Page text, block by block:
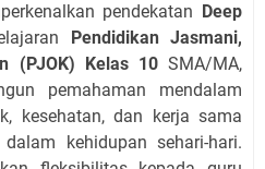
pendekatan
Deep
Pendidikan Jasmani,
(PJOK) Kelas 10SMA/MA,
pemahaman mendalam
kesehatan, dan kerja sama
kehidupan sehari-hari.